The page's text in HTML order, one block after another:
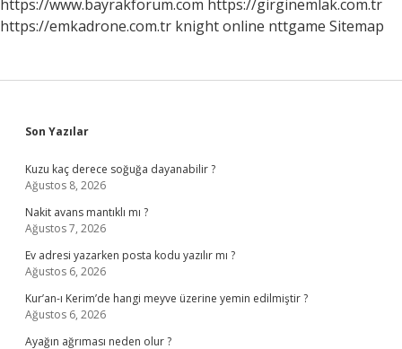
https://www.bayrakforum.com https://girginemlak.com.tr
https://emkadrone.com.tr knight online nttgame Sitemap
Sidebar
Son Yazılar
Kuzu kaç derece soğuğa dayanabilir ?
Ağustos 8, 2026
Nakit avans mantıklı mı ?
Ağustos 7, 2026
Ev adresi yazarken posta kodu yazılır mı ?
Ağustos 6, 2026
Kur’an-ı Kerim’de hangi meyve üzerine yemin edilmiştir ?
Ağustos 6, 2026
Ayağın ağrıması neden olur ?